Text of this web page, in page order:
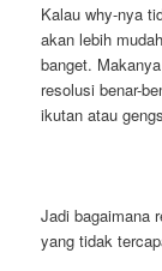
Kalau why-nya
akan lebih
banget.
resolusi benar-
ikutan atau
Jadi bagaimana
yang tidak